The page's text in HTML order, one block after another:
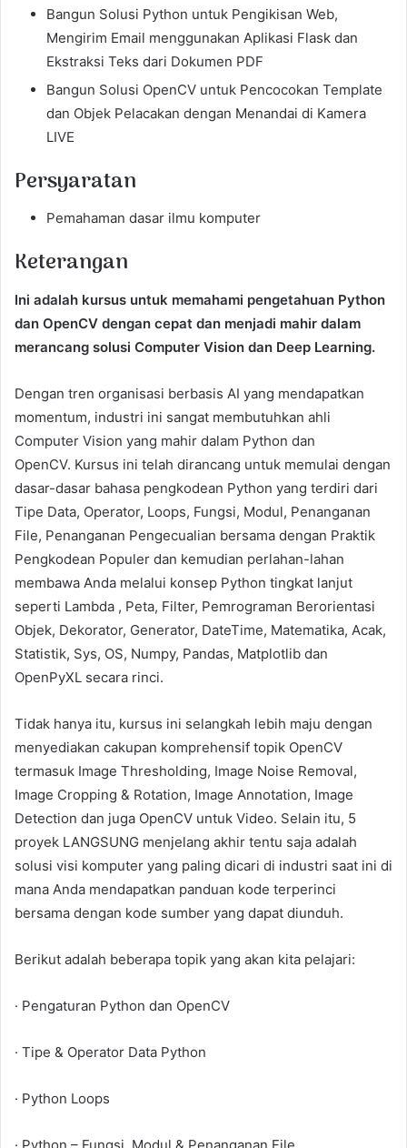
Bangun Solusi Python untuk Pengikisan Web,
Mengirim Email menggunakan Aplikasi Flask dan
Ekstraksi Teks dari Dokumen PDF
Bangun Solusi OpenCV untuk Pencocokan Template
dan Objek Pelacakan dengan Menandai di Kamera
LIVE
Persyaratan
Pemahaman dasar ilmu komputer
Keterangan
Ini adalah kursus untuk memahami pengetahuan Python
dan OpenCV dengan cepat dan menjadi mahir dalam
merancang solusi Computer Vision dan Deep Learning.
Dengan tren organisasi berbasis AI yang mendapatkan
momentum, industri ini sangat membutuhkan ahli
Computer Vision yang mahir dalam Python dan
OpenCV. Kursus ini telah dirancang untuk memulai dengan
dasar-dasar bahasa pengkodean Python yang terdiri dari
Tipe Data, Operator, Loops, Fungsi, Modul, Penanganan
File, Penanganan Pengecualian bersama dengan Praktik
Pengkodean Populer dan kemudian perlahan-lahan
membawa Anda melalui konsep Python tingkat lanjut
seperti Lambda , Peta, Filter, Pemrograman Berorientasi
Objek, Dekorator, Generator, DateTime, Matematika, Acak,
Statistik, Sys, OS, Numpy, Pandas, Matplotlib dan
OpenPyXL secara rinci.
Tidak hanya itu, kursus ini selangkah lebih maju dengan
menyediakan cakupan komprehensif topik OpenCV
termasuk Image Thresholding, Image Noise Removal,
Image Cropping & Rotation, Image Annotation, Image
Detection dan juga OpenCV untuk Video. Selain itu, 5
proyek LANGSUNG menjelang akhir tentu saja adalah
solusi visi komputer yang paling dicari di industri saat ini di
mana Anda mendapatkan panduan kode terperinci
bersama dengan kode sumber yang dapat diunduh.
Berikut adalah beberapa topik yang akan kita pelajari:
· Pengaturan Python dan OpenCV
· Tipe & Operator Data Python
· Python Loops
· Python – Fungsi, Modul & Penanganan File